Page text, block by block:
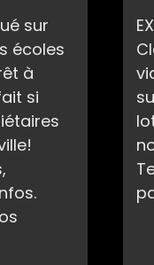
sur
écoles
à
si